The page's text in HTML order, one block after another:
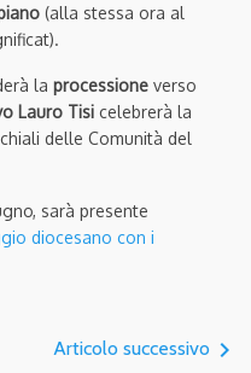
(alla stessa ora al
la processione verso
Lauro Tisi celebrerà la
delle Comunità del
sarà presente
diocesano con i
Articolo successivo navigate_next